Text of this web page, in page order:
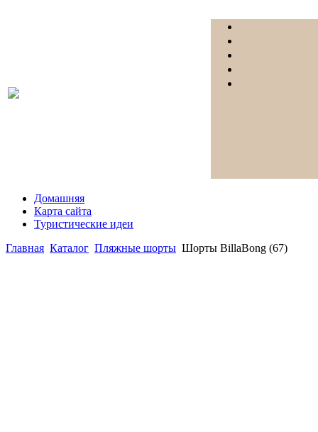
Домашняя
Карта сайта
Туристические идеи
Главная Каталог Пляжные шорты Шорты BillaBong (67)